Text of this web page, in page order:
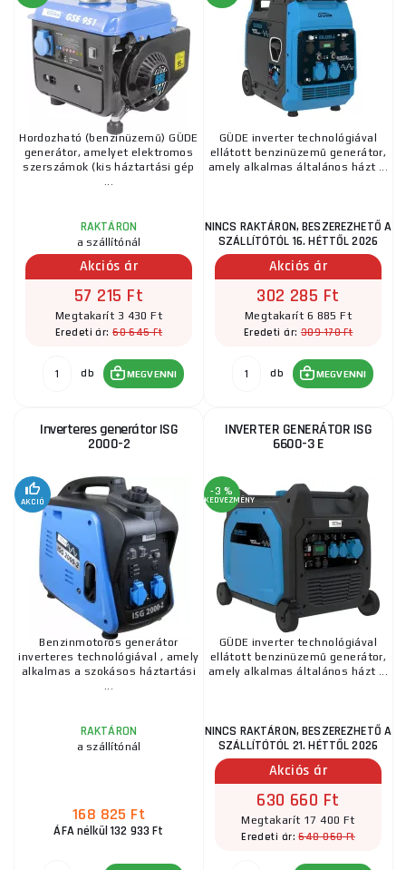
Hordozható (benzinüzemű) GÜDE
generátor, amelyet elektromos
szerszámok (kis háztartási gép
...
RAKTÁRON
a szállítónál
Akciós ár
57 215 Ft
Megtakarít 3 430 Ft
Eredeti ár:60 645 Ft
db MEGVENNI
GÜDE inverter technológiával
ellátott benzinüzemű generátor,
amely alkalmas általános házt ...
NINCS RAKTÁRON, BESZEREZHETŐ A
SZÁLLÍTÓTÓL 16. HÉTTŐL 2026
Akciós ár
302 285 Ft
Megtakarít 6 885 Ft
Eredeti ár: 309 170 Ft
db MEGVENNI
Inverteres generátor ISG
2000-2
AKCIÓ
Benzinmotoros generátor
inverteres technológiával , amely
alkalmas a szokásos háztartási
...
RAKTÁRON
a szállítónál
168 825 Ft
ÁFA nélkül 132 933 Ft
INVERTER GENERÁTOR ISG
6600-3 E
-3 %
KEDVEZMÉNY
GÜDE inverter technológiával
ellátott benzinüzemű generátor,
amely alkalmas általános házt ...
NINCS RAKTÁRON, BESZEREZHETŐ A
SZÁLLÍTÓTÓL 21. HÉTTŐL 2026
Akciós ár
630 660 Ft
Megtakarít 17 400 Ft
Eredeti ár:648 060 Ft